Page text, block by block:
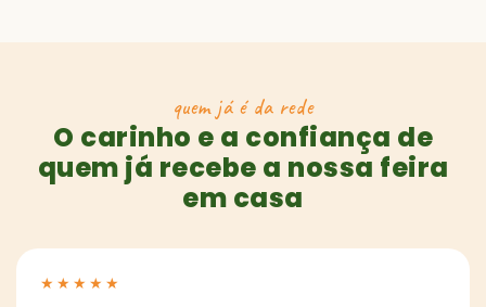
quem já é da rede
O carinho e a confiança de
quem já recebe a nossa feira
em casa
★ ★ ★ ★ ★